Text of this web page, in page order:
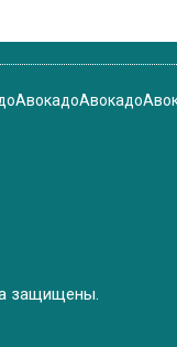
АвокадоАвокадо
защищены.